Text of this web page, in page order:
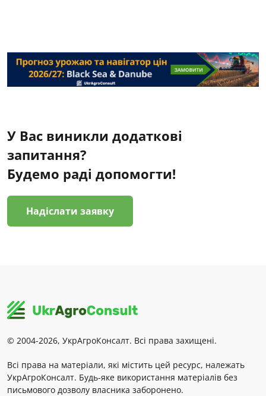
У Вас виникли додаткові
запитання?
Будемо раді допомогти!
Надіслати заявку
© 2004-2026, УкрАгроКонсалт. Всі права захищені.
Всі права на матеріали, які містить цей ресурс, належать
УкрАгроКонсалт. Будь-яке використання матеріалів без
письмового дозволу власника заборонено.